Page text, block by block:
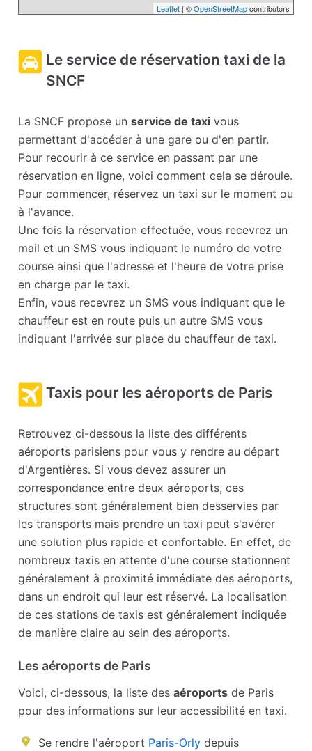
Leaflet| ©OpenStreetMapcontributors
Le service de réservation taxi de la
SNCF
La SNCF propose unservice de taxi vous
permettant d'accéder à une gare ou d'en partir.
Pour recourir à ce service en passant par une
réservation en ligne, voici comment cela se déroule.
Pour commencer, réservez un taxi sur le moment ou
à l'avance.
Une fois la réservation effectuée, vous recevrez un
mail et un SMS vous indiquant le numéro de votre
course ainsi que l'adresse et l'heure de votre prise
en charge par le taxi.
Enfin, vous recevrez un SMS vous indiquant que le
chauffeur est en route puis un autre SMS vous
indiquant l'arrivée sur place du chauffeur de taxi.
Taxis pour les aéroports de Paris
Retrouvez ci-dessous la liste des différents
aéroports parisiens pour vous y rendre au départ
d'Argentières. Si vous devez assurer un
correspondance entre deux aéroports, ces
structures sont généralement bien desservies par
les transports mais prendre un taxi peut s'avérer
une solution plus rapide et confortable. En effet, de
nombreux taxis en attente d'une course stationnent
généralement à proximité immédiate des aéroports,
dans un endroit qui leur est réservé. La localisation
de ces stations de taxis est généralement indiquée
de manière claire au sein des aéroports.
Les aéroports de Paris
Voici, ci-dessous, la liste desaéroports de Paris
pour des informations sur leur accessibilité en taxi.
Se rendre l'aéroport Paris-Orly depuis